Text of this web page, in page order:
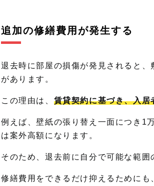
追加の修繕費用が発生する
退去時に部屋の損傷が発見されると
があります。
この理由は、 賃貸契約に基づき、入
例えば、壁紙の張り替え一面につき1
は案外高額になります。
そのため、退去前に自分で可能な範
修繕費用をできるだけ抑えるためにも